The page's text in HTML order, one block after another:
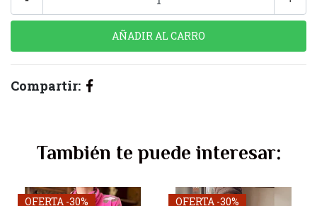
Compartir:
También te puede interesar:
OFERTA -30% OFERTA -30%